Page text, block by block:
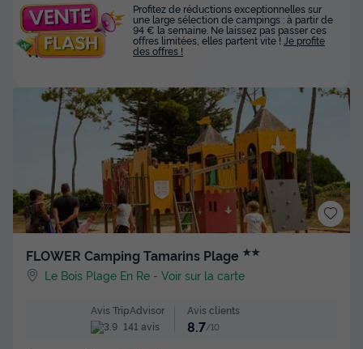
FLOWER Camping Tamarins Plage ★★
Le Bois Plage En Re -Voir sur la carte
Avis TripAdvisor
141 avis
Avis clients
8.7/10
Profitez de réductions exceptionnelles sur
une large sélection de campings : à partir de
94 € la semaine. Ne laissez pas passer ces
offres limitées, elles partent vite ! Je profite
des offres !